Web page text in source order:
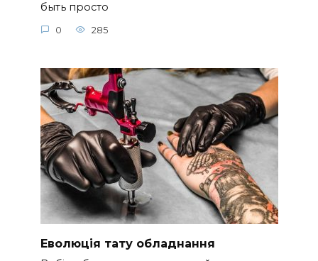
быть просто
0 285
Еволюція тату обладнання